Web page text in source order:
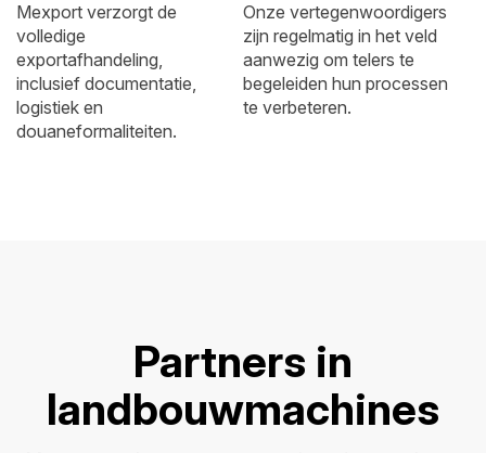
Mexport verzorgt de
volledige
exportafhandeling,
inclusief documentatie,
logistiek en
douaneformaliteiten.
Onze vertegenwoordigers
zijn regelmatig in het veld
aanwezig om telers te
begeleiden hun processen
te verbeteren.
Partners in
landbouwmachines